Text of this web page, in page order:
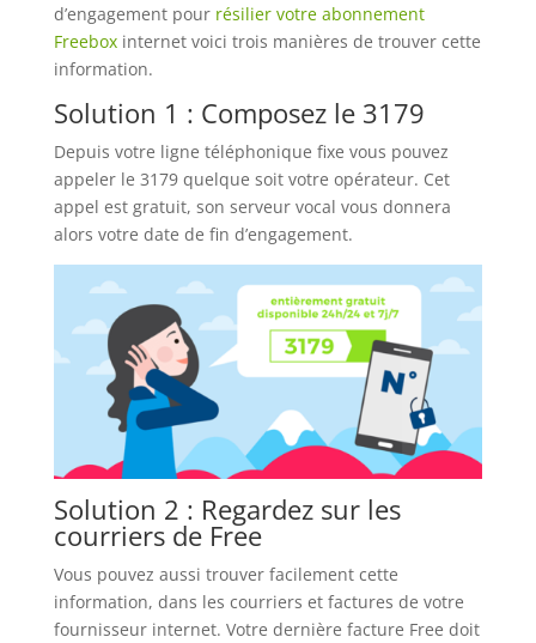
d’engagement pour résilier votre abonnement
Freeboxinternet voici trois manières de trouver cette
information.
Solution 1 : Composez le 3179
Depuis votre ligne téléphonique fixe vous pouvez
appeler le 3179 quelque soit votre opérateur. Cet
appel est gratuit, son serveur vocal vous donnera
alors votre date de fin d’engagement.
Solution 2 : Regardez sur les
courriers de Free
Vous pouvez aussi trouver facilement cette
information, dans les courriers et factures de votre
fournisseur internet. Votre dernière facture Free doit